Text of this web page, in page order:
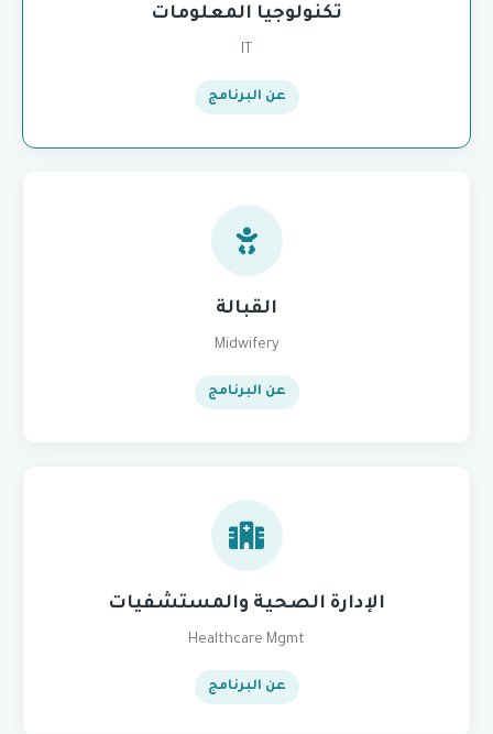
تكنولوجيا المعلومات
IT
عن البرنامج
القبالة
Midwifery
عن البرنامج
الإدارة الصحية والمستشفيات
Healthcare Mgmt
عن البرنامج